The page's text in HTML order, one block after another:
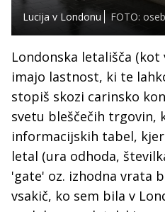
Lucija v Londonu FOTO:
Londonska letališča
imajo lastnost, ki te
stopiš skozi carinsko
svetu bleščečih trgovin,
informacijskih tabel,
letal (ura odhoda,
'gate' oz. izhodna vrata
vsakič, ko sem bila v